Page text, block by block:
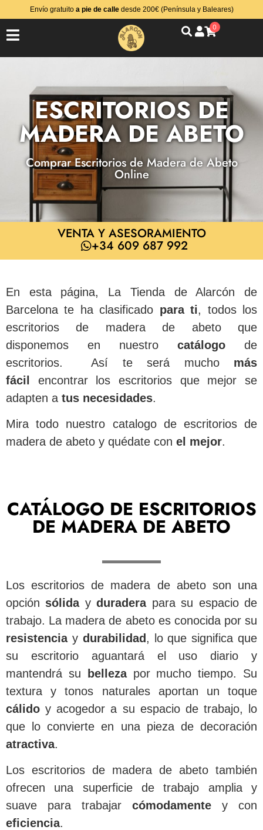
Envío gratuito a pie de calledesde 200€ (Península y Baleares)
0
ESCRITORIOS DE
MADERA DE ABETO
Comprar Escritorios de Madera de Abeto
Online
VENTA Y ASESORAMIENTO
+34 609 687 992
En esta página, La Tienda de Alarcón de
Barcelona te ha clasificado para ti, todos los
escritorios de madera de abeto que
disponemos en nuestro catálogo de
escritorios. Así te será mucho más
fácil encontrar los escritorios que mejor se
adapten a tus necesidades.
Mira todo nuestro catalogo de escritorios de
madera de abeto y quédate con el mejor.
CATÁLOGO DE ESCRITORIOS
DE MADERA DE ABETO
Los escritorios de madera de abeto son una
opción sólidayduraderapara su espacio de
trabajo. La madera de abeto es conocida por su
resistenciay durabilidad , lo que significa que
su escritorio aguantará el uso diario y
mantendrá su
bellezapor mucho tiempo. Su
textura y tonos naturales aportan un toque
cálido y acogedor a su espacio de trabajo, lo
que lo convierte en una pieza de decoración
atractiva.
Los escritorios de madera de abeto también
ofrecen una superficie de trabajo amplia y
suave para trabajar cómodamente y con
eficiencia.